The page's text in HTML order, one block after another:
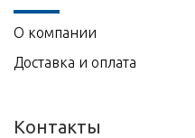
О компании
Доставка и оплата
Контакты